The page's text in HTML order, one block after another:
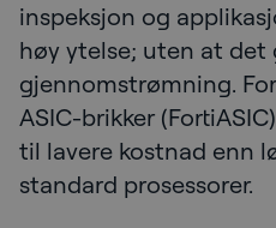
inspeksjon og
høy ytelse; uten at det
gjennomstrømning.
ASIC-brikker
til lavere kostnad enn
standard prosessorer.